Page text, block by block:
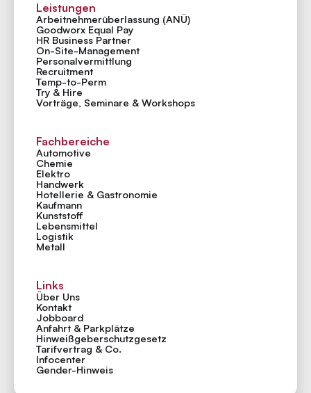
Leistungen
Arbeitnehmer­überlassung (ANÜ)
Goodworx Equal Pay
HR Business Partner
On-Site-Management
Personal­vermittlung
Recruitment
Temp-to-Perm
Try & Hire
Vorträge, Seminare & Workshops
Fachbereiche
Automotive
Chemie
Elektro
Handwerk
Hotellerie & Gastronomie
Kaufmann
Kunststoff
Lebensmittel
Logistik
Metall
Links
Über Uns
Kontakt
Jobboard
Anfahrt & Parkplätze
Hinweiß­geber­schutzgesetz
Tarifvertrag & Co.
Infocenter
Gender-Hinweis